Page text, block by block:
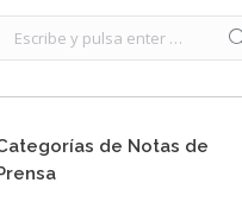
de Notas de